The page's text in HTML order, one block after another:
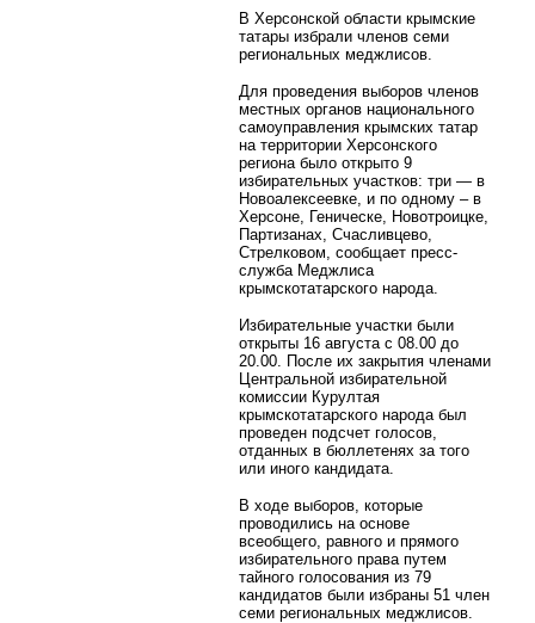
В Херсонской области крымские
татары избрали членов семи
региональных меджлисов.
Для проведения выборов членов
местных органов национального
самоуправления крымских татар
на территории Херсонского
региона было открыто 9
избирательных участков: три — в
Новоалексеевке, и по одному – в
Херсоне, Геническе, Новотроицке,
Партизанах, Счасливцево,
Стрелковом, сообщает пресс-
служба Меджлиса
крымскотатарского народа.
Избирательные участки были
открыты 16 августа с 08.00 до
20.00. После их закрытия членами
Центральной избирательной
комиссии Курултая
крымскотатарского народа был
проведен подсчет голосов,
отданных в бюллетенях за того
или иного кандидата.
В ходе выборов, которые
проводились на основе
всеобщего, равного и прямого
избирательного права путем
тайного голосования из 79
кандидатов были избраны 51 член
семи региональных меджлисов.